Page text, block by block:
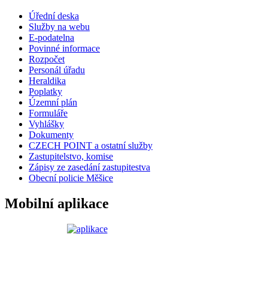
Úřední deska
Služby na webu
E-podatelna
Povinné informace
Rozpočet
Personál úřadu
Heraldika
Poplatky
Územní plán
Formuláře
Vyhlášky
Dokumenty
CZECH POINT a ostatní služby
Zastupitelstvo, komise
Zápisy ze zasedání zastupitestva
Obecní policie Měšice
Mobilní aplikace